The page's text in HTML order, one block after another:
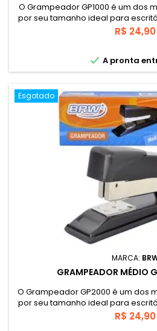
O Grampeador GP1000 é um dos
por seu tamanho ideal para
grampear até 20 folhas. É
possíveis de usar nesse
Preço
R$ 24,90
 A pronta
Esgotado
MARCA:
GRAMPEADOR MÉDIO
O Grampeador GP2000 é um dos
por seu tamanho ideal para
grampear até 20 folhas. É
possíveis de usar nesse
Preço
R$ 24,90